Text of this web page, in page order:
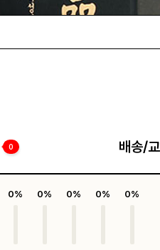
0 배송/
0% 0% 0% 0% 0%